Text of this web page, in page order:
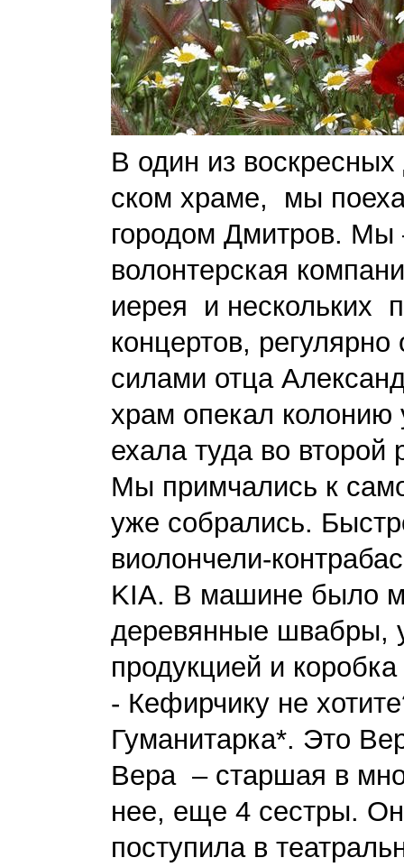
В один из
ском храме, мы
городом Дмитров. Мы
волонтерская
иерея и нескольких
концертов,
силами отца
храм опекал
ехала туда во
Мы примчались к
уже собрались.
виолончели-
KIA. В машине было
деревянные швабры,
продукцией и
- Кефирчику не
Гуманитарка*. Это
Вера – старшая в
нее, еще 4 сестры.
поступила в